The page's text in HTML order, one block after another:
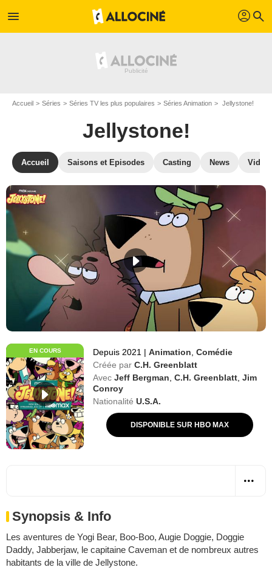
menu profil search
Accueil Séries Séries TV les plus populaires Séries Animation Jellystone!
Jellystone!
Accueil Saisons et Episodes Casting News
EN COURS Depuis 2021 | Animation ,Comédie
Créée par C.H. Greenblatt
Avec Jeff Bergman ,C.H. Greenblatt ,Jim
Conroy
Nationalité U.S.A.
DISPONIBLE SUR HBO MAX
Synopsis & Info
Les aventures de Yogi Bear, Boo-Boo, Augie Doggie, Doggie
Daddy, Jabberjaw, le capitaine Caveman et de nombreux autres
habitants de la ville de Jellystone.